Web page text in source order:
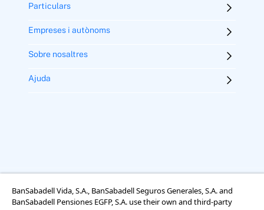
Particulars
Empreses i autònoms
Sobre nosaltres
Ajuda
Termes i condicions d’ús
Ús de galetes
Accessibilitat
BanSabadell Vida, S.A., BanSabadell Seguros Generales, S.A. and
BanSabadell Pensiones EGFP, S.A. use their own and third-party